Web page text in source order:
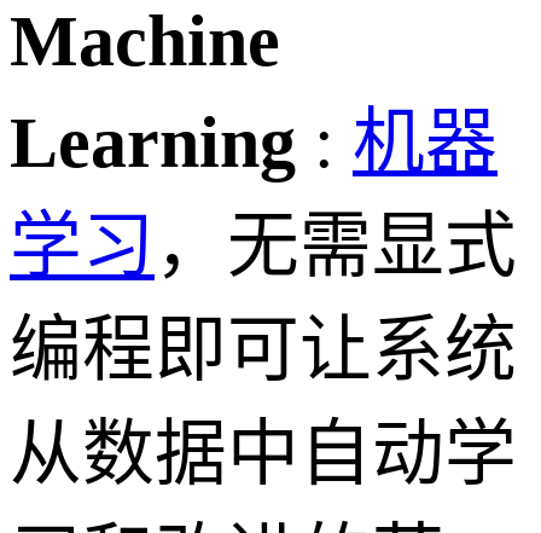
Machine
Learning : 机器
学习 ，无需显式
编程即可让系统
从数据中自动学